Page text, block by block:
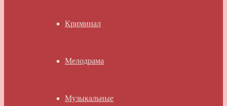
Криминал
Мелодрама
Музыкальные